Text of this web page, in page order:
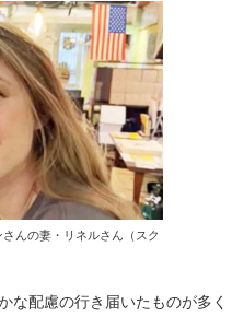
んの妻・リネルさん（スク
配慮の行き届いたものが多く